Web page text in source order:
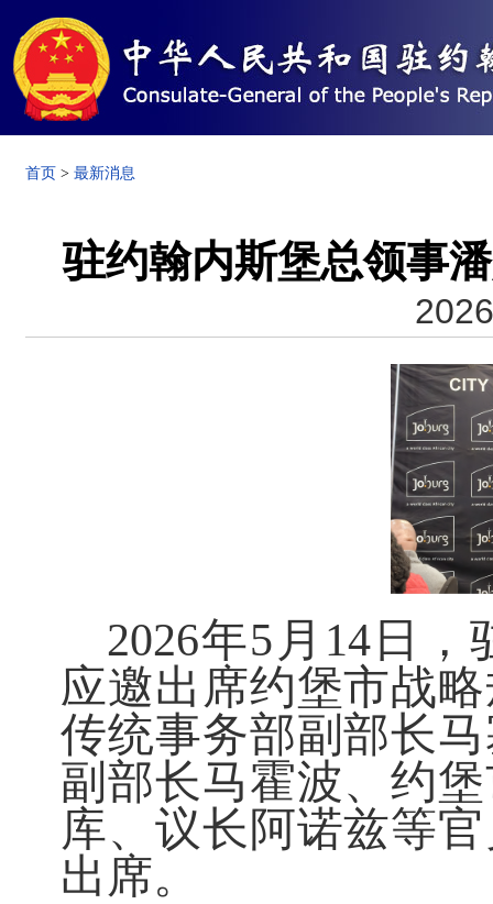
首页 > 最新消息
驻约翰内斯堡总领事
2026年5月14日
应邀出席约堡市战
传统事务部副部长
副部长马霍波、约
库、议长阿诺兹等
出席。